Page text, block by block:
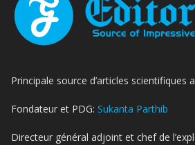
Principale source d’articles scientifiques
Fondateur et PDG: Sukanta Parthib
Directeur général adjoint et chef de